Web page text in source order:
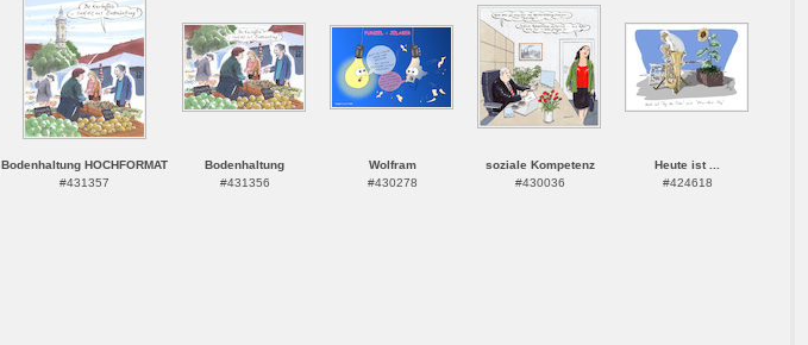
Bodenhaltung HOCHFORMAT
#431357
Bodenhaltung
#431356
Wolfram
#430278
soziale Kompetenz
#430036
Heute ist ...
#424618